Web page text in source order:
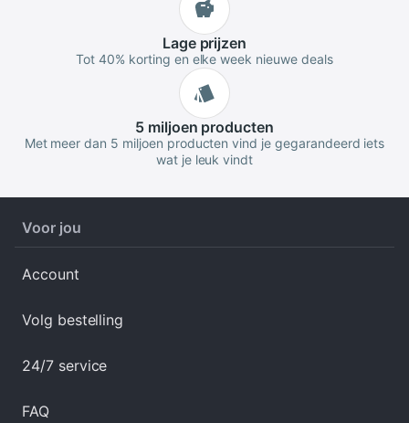
Lageprijzen
Tot 40% korting en elke week nieuwe deals
5 miljoen producten
Met meer dan 5 miljoen producten vind je gegarandeerd iets
wat je leuk vindt
Voor jou
Account
Volg bestelling
24/7 service
FAQ